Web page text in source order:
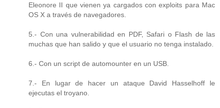
Eleonore II que vienen ya cargados con exploits para Mac
OS X a través de navegadores.
5.- Con una vulnerabilidad en PDF, Safari o Flash de las
muchas que han salido y que el usuario no tenga instalado.
6.- Con un script de automounter en un USB.
7.- En lugar de hacer un ataque David Hasselhoff le
ejecutas el troyano.